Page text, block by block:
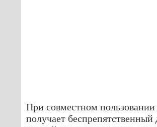
При совместном
получает